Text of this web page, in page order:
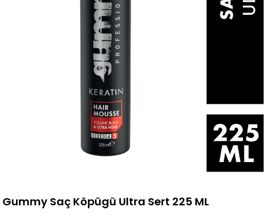
Gummy Saç Köpügü Ultra Sert 225 ML